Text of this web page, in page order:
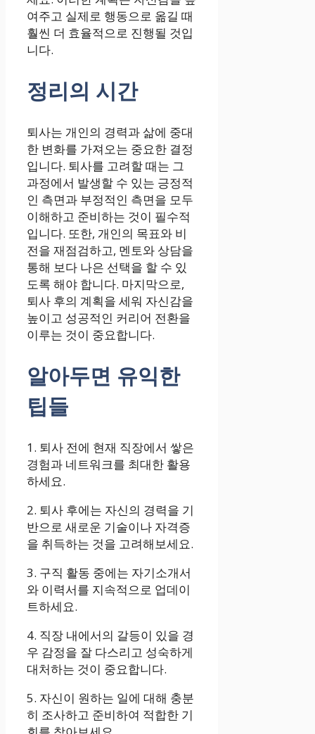
여주고 실제로 행동으로 옮길 때
훨씬 더 효율적으로 진행될 것입
니다.
정리의 시간
퇴사는 개인의 경력과 삶에 중대
한 변화를 가져오는 중요한 결정
입니다. 퇴사를 고려할 때는 그
과정에서 발생할 수 있는 긍정적
인 측면과 부정적인 측면을 모두
이해하고 준비하는 것이 필수적
입니다. 또한, 개인의 목표와 비
전을 재점검하고, 멘토와 상담을
통해 보다 나은 선택을 할 수 있
도록 해야 합니다. 마지막으로,
퇴사 후의 계획을 세워 자신감을
높이고 성공적인 커리어 전환을
이루는 것이 중요합니다.
알아두면 유익한
팁들
1. 퇴사 전에 현재 직장에서 쌓은
경험과 네트워크를 최대한 활용
하세요.
2. 퇴사 후에는 자신의 경력을 기
반으로 새로운 기술이나 자격증
을 취득하는 것을 고려해보세요.
3. 구직 활동 중에는 자기소개서
와 이력서를 지속적으로 업데이
트하세요.
4. 직장 내에서의 갈등이 있을 경
우 감정을 잘 다스리고 성숙하게
대처하는 것이 중요합니다.
5. 자신이 원하는 일에 대해 충분
히 조사하고 준비하여 적합한 기